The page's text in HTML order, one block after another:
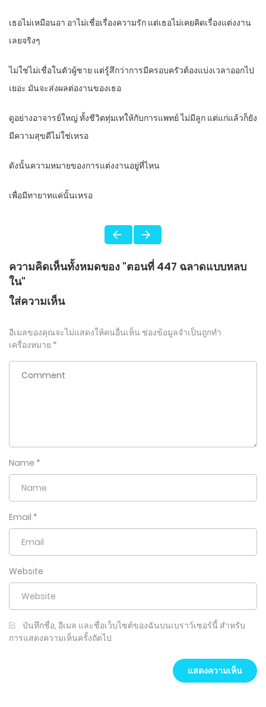
เธอไม่เหมือนอา อาไม่เชื่อเรื่องความรัก แต่เธอไม่เคยคิดเรื่องแต่งงาน
เลยจริงๆ
ไม่ใช่ไม่เชื่อในตัวผู้ชาย แต่รู้สึกว่าการมีครอบครัวต้องแบ่งเวลาออกไป
เยอะ มันจะส่งผลต่องานของเธอ
ดูอย่างอาจารย์ใหญ่ ทั้งชีวิตทุ่มเทให้กับการแพทย์ ไม่มีลูก แต่แก่แล้วก็ยัง
มีความสุขดีไม่ใช่เหรอ
ดังนั้นความหมายของการแต่งงานอยู่ที่ไหน
เพื่อมีทายาทแค่นั้นเหรอ
ความคิดเห็นทั้งหมดของ "ตอนที่ 447 ฉลาดแบบหลบ
ใน"
ใส่ความเห็น
อีเมลของคุณจะไม่แสดงให้คนอื่นเห็น ช่องข้อมูลจำเป็นถูกทำ
เครื่องหมาย *
Name *
Email *
Website
บันทึกชื่อ, อีเมล และชื่อเว็บไซต์ของฉันบนเบราว์เซอร์นี้ สำหรับ
การแสดงความเห็นครั้งถัดไป